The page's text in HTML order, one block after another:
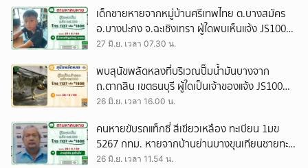
เด็กชายหายจากหมู่บ้านศรีเทพไทย ต.บางสมัคร
อ.บางปะกง จ.ฉะเชิงเทรา ผู้ใดพบเห็นแจ้ง JS100
โทร *1808 หรือ 1137
27 มิ.ย. เวลา 07.30 น.
พบสุนัขพลัดหลงที่บริเวณปั๊มน้ำมันบางจาก
ถ.ตากสิน เขตธนบุรี ผู้ใดเป็นเจ้าของแจ้ง JS100
โทร *1808 หรือ 1137
26 มิ.ย. เวลา 16.00 น.
คนหายขับรถแท็กซี่ สีเขียวเหลือง ทะเบียน 1มข
5267 กทม. หายจากบ้านย่านบางขุนเทียนชายทะเล
ผู้ใดพบเห็นแจ้ง JS100 โทร *1808 หรือ 1137
26 มิ.ย. เวลา 11.54 น.